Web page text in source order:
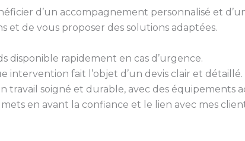
d’un accompagnement personnalisé et
et de vous proposer des solutions adaptées.
disponible rapidement en cas d’urgence.
intervention fait l’objet d’un devis clair et détaillé.
travail soigné et durable, avec des équipements
mets en avant la confiance et le lien avec mes